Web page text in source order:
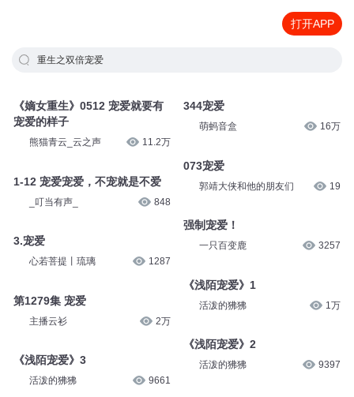
打开APP
重生之双倍宠爱
《嫡女重生》0512 宠爱就要有
宠爱的样子
熊猫青云_云之声 11.2万
1-12 宠爱宠爱，不宠就是不爱
_叮当有声_ 848
3.宠爱
心若菩提丨琉璃 1287
第1279集 宠爱
主播云衫 2万
《浅陌宠爱》3
活泼的狒狒 9661
344宠爱
萌蚂音盒 16万
073宠爱
郭靖大侠和他的朋友们 19
强制宠爱！
一只百变鹿 3257
《浅陌宠爱》1
活泼的狒狒 1万
《浅陌宠爱》2
活泼的狒狒 9397